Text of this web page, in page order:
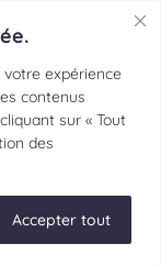
expérience
contenus
sur « Tout
des
Accepter tout